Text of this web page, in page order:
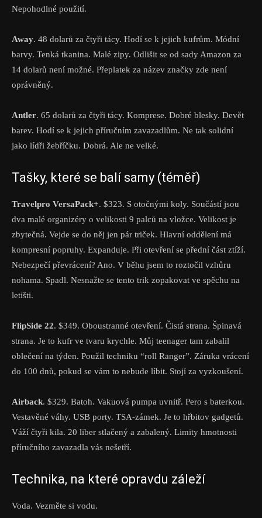
Nepohodlné použití.
Away. 48 dolarů za čtyři tácy. Hodí se k jejich kufrům. Módní
barvy. Tenká tkanina. Malé zipy. Odlišit se od sady Amazon za
14 dolarů není možné. Přeplatek za název značky zde není
oprávněný.
Antler. 65 dolarů za čtyři tácy. Komprese. Dobré blesky. Devět
barev. Hodí se k jejich příručním zavazadlům. Ne tak solidní
jako lídři žebříčku. Dobrá. Ale ne velké.
Tašky, které se balí samy (téměř)
Travelpro VersaPack+. $323. S otočnými koly. Součástí jsou
dva malé organizéry o velikosti 9 palců na vložce. Velikost je
zbytečná. Vejde se do něj jen pár triček. Hlavní oddělení má
kompresní popruhy. Expanduje. Při otevření se přední část ztíží.
Nebezpečí převrácení? Ano. V běhu jsem to roztočil vzhůru
nohama. Spadl. Nesnažte se tento trik zopakovat ve spěchu na
letišti.
FlipSide 22. $349. Oboustranné otevření. Čistá strana. Špinavá
strana. Je to kufr ve tvaru krychle. Můj teenager tam zabalil
oblečení na týden. Použil techniku “roll Ranger”. Záruka vrácení
do 100 dnů, pokud se vám to nebude líbit. Stojí za vyzkoušení.
Airback. $329. Batoh. Vakuová pumpa uvnitř. Pero s baterkou.
Vestavěné váhy. USB porty. TSA-zámek. Je to hřbitov gadgetů.
Váží čtyři kila. 20 liber stlačený a zabalený. Limity hmotnosti
příručního zavazadla vás nešetří.
Technika, na které opravdu záleží
Voda. Vezměte si vodu.